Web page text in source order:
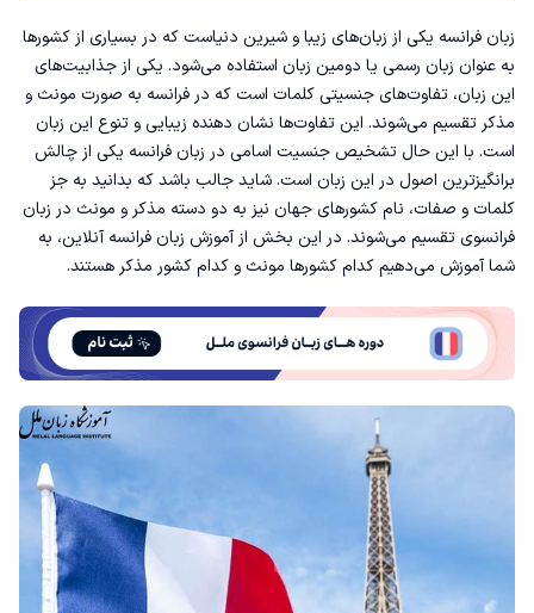
لیست کشورهای مذکر و مونث به زبان فرانسه
سخن پایانی
زبان فرانسه یکی از زبان‌های زیبا و شیرین دنیاست که در بسیاری از کشورها
به عنوان زبان رسمی یا دومین زبان استفاده می‌شود. یکی از جذابیت‌های
این زبان، تفاوت‌های جنسیتی کلمات است که در فرانسه به صورت مونث و
مذکر تقسیم می‌شوند. این تفاوت‌ها نشان ‌دهنده‌ زیبایی و تنوع این زبان
است. با این حال تشخیص جنسیت اسامی در زبان فرانسه یکی از چالش
برانگیزترین اصول در این زبان است. شاید جالب باشد که بدانید به جز
کلمات و صفات، نام کشورهای جهان نیز به دو دسته مذکر و مونث در زبان
فرانسوی تقسیم می‌شوند. در این بخش ازآموزش زبان فرانسه آنلاین، به
شما آموزش می‌دهیم کدام کشورها مونث و کدام کشور مذکر هستند.